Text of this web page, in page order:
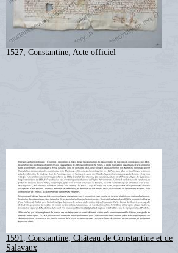
1527, Constantine, Acte officiel
1591, Constantine, Château de Constantine et de
Salavaux